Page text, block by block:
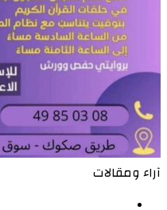
آراء ومقالات